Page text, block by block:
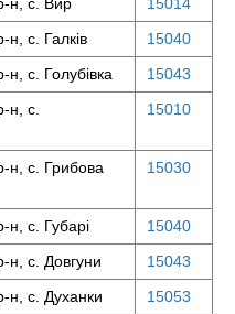
н, с. Галків
15040
н, с. Голубівка
15043
н, с.
15010
н, с. Грибова
15030
н, с. Губарі
15040
н, с. Довгуни
15043
н, с. Духанки
15053